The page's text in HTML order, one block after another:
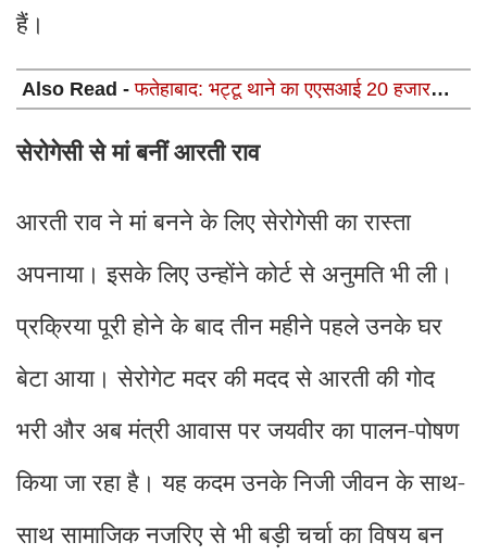
हैं।
Also Read -फतेहाबाद: भट्टू थाने का एएसआई 20 हजार
रिश्वत लेते रंगेहाथ गिरफ्तार
सेरोगेसी से मां बनीं आरती राव
आरती राव ने मां बनने के लिए सेरोगेसी का रास्ता
अपनाया। इसके लिए उन्होंने कोर्ट से अनुमति भी ली।
प्रक्रिया पूरी होने के बाद तीन महीने पहले उनके घर
बेटा आया। सेरोगेट मदर की मदद से आरती की गोद
भरी और अब मंत्री आवास पर जयवीर का पालन-पोषण
किया जा रहा है। यह कदम उनके निजी जीवन के साथ-
साथ सामाजिक नजरिए से भी बड़ी चर्चा का विषय बन